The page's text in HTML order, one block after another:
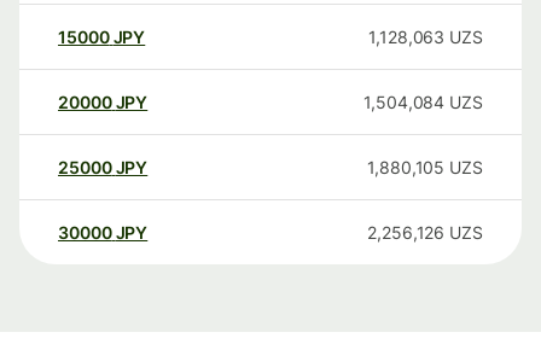
15000 JPY 1,128,063 UZS
20000 JPY 1,504,084 UZS
25000 JPY 1,880,105 UZS
30000 JPY 2,256,126 UZS